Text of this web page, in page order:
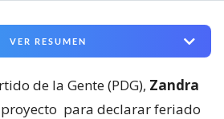
VER RESUMEN
de la Gente (PDG), Zandra
para declarar feriado